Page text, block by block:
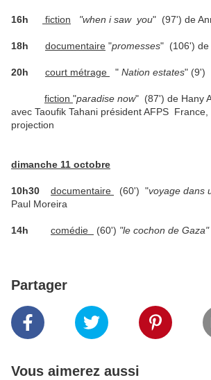
16h fiction "when i saw you" (97') de
18h documentaire "promesses" (106') de
20h court métrage " Nation estates" (9')
fiction "paradise now" (87') de Hany
avec Taoufik Tahani président AFPS France,
projection
dimanche 11 octobre
10h30 documentaire (60') "voyage dans
Paul Moreira
14h comédie (60') "le cochon de Gaza"
Partager
Vous aimerez aussi